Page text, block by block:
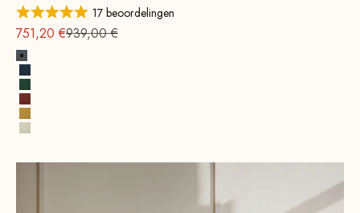
17 beoordelingen
Aanbieding vanaf
751,20 €Normale
939,00 €
Rotsgrijs
Kobaltblauw
Opaalgroen
Terracotta
Zonnegeel
Alabaster